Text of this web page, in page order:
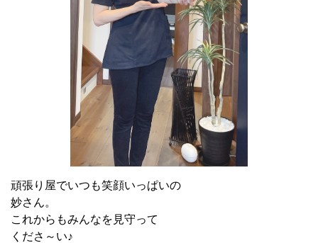
頑張り屋でいつも笑顔いっぱいの
妙さん。
これからもみんなを見守って
くださ～い♪